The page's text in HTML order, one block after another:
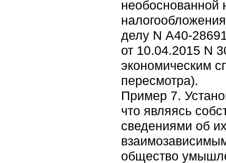
необоснованной
делу N А40-
от 10.04.2015 N
экономическим
пересмотра).
Пример 7.
что являясь
сведениями об
общество